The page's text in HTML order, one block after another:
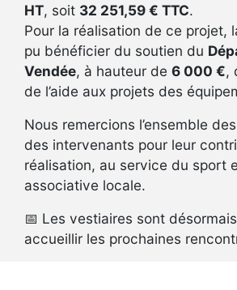
HT, soit 32 251,59 € TTC.
Pour la réalisation de ce projet,
pu bénéficier du soutien du
Vendée, à hauteur de 6 000 €,
de l’aide aux projets des
Nous remercions l’ensemble
des intervenants pour leur
réalisation, au service du sport
associative locale.
📅 Les vestiaires sont
accueillir les prochaines